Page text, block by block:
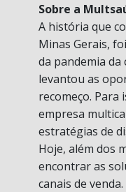
Sobre a
A história que
Minas Gerais,
da pandemia
levantou as
recomeço.
empresa
estratégias de
Hoje, além dos
encontrar as
canais de